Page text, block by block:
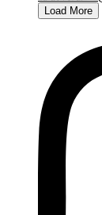
Load More